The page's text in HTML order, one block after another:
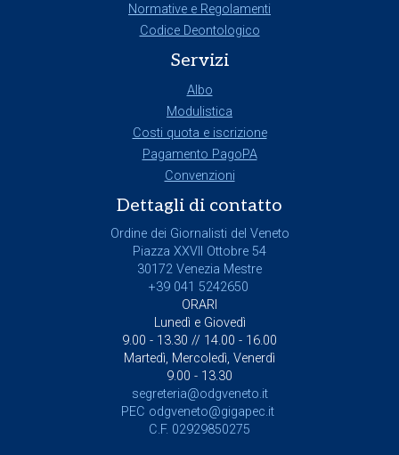
Normative e Regolamenti
Codice Deontologico
Servizi
Albo
Modulistica
Costi quota e iscrizione
Pagamento PagoPA
Convenzioni
Dettagli di contatto
Ordine dei Giornalisti del Veneto
Piazza XXVII Ottobre 54
30172 Venezia Mestre
+39 041 5242650
ORARI
Lunedì e Giovedì
9.00 - 13.30 // 14.00 - 16.00
Martedì, Mercoledì, Venerdì
9.00 - 13.30
segreteria@odgveneto.it
PEC odgveneto@gigapec.it
C.F. 02929850275